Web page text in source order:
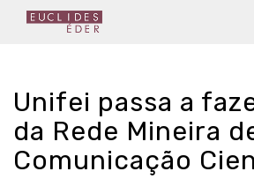
Unifei passa a
da Rede Mineira
Comunicação